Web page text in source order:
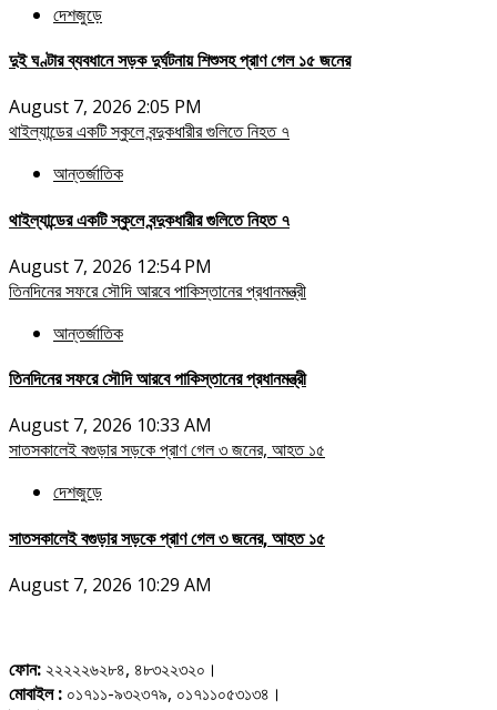
দেশজুড়ে
দুই ঘণ্টার ব্যবধানে সড়ক দুর্ঘটনায় শিশুসহ প্রাণ গেল ১৫ জনের
August 7, 2026 2:05 PM
থাইল্যান্ডের একটি স্কুলে বন্দুকধারীর গুলিতে নিহত ৭
আন্তর্জাতিক
থাইল্যান্ডের একটি স্কুলে বন্দুকধারীর গুলিতে নিহত ৭
August 7, 2026 12:54 PM
তিনদিনের সফরে সৌদি আরবে পাকিস্তানের প্রধানমন্ত্রী
আন্তর্জাতিক
তিনদিনের সফরে সৌদি আরবে পাকিস্তানের প্রধানমন্ত্রী
August 7, 2026 10:33 AM
সাতসকালেই বগুড়ার সড়কে প্রাণ গেল ৩ জনের, আহত ১৫
দেশজুড়ে
সাতসকালেই বগুড়ার সড়কে প্রাণ গেল ৩ জনের, আহত ১৫
August 7, 2026 10:29 AM
ফোন: ২২২২২৬২৮৪, ৪৮৩২২৩২০।
মোবাইল : ০১৭১১-৯৩২৩৭৯, ০১৭১১০৫৩১৩৪।